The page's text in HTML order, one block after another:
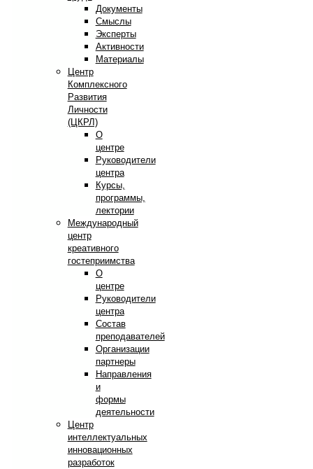
Документы
Смыслы
Эксперты
Активности
Материалы
Центр
Комплексного
Развития
Личности
(ЦКРЛ)
О
центре
Руководители
центра
Курсы,
программы,
лектории
Международный
центр
креативного
гостеприимства
О
центре
Руководители
центра
Состав
преподавателей
Организации
партнеры
Направления
и
формы
деятельности
Центр
интеллектуальных
инновационных
разработок